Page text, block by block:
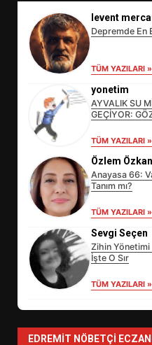
levent
Depremde En
TÜM YAZILARI »
yonetim
AYVALIK SU
GEÇİYOR:
TÜM YAZILARI »
Özlem Özkan
Anayasa 66:
Tanım mı?
TÜM YAZILARI »
Sevgi Seçen
Zihin Yönetimi
İşte O Sır
TÜM YAZILARI »
EDREMIT NÖBETÇI
3
EİB’DE
4